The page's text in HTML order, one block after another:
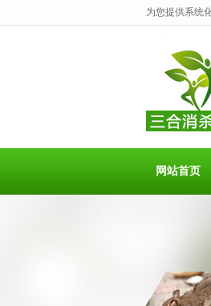
为您提供系统
网站首页